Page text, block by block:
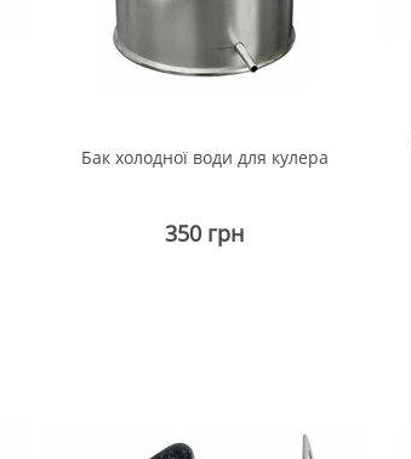
Бак холодної води для кулера
350 грн